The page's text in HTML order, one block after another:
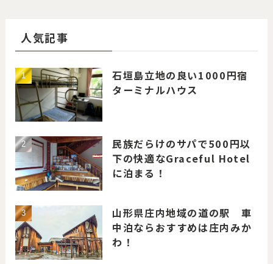
人気記事
石垣島立地の良い1000円宿
ターミナルハウス
民族だらけのサパで500円以
下の快適なGraceful Hotel
に泊まる！
山形県庄内地域の道の駅 車
中泊ならおすすめは庄内みか
わ！